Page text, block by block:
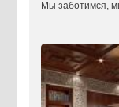
​Мы заботимся,